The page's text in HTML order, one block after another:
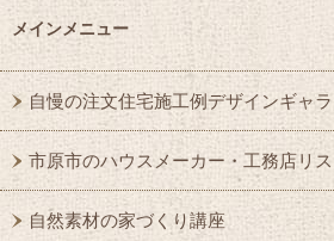
メインメニュー
自慢の注文住宅施工例デザインギャ
市原市のハウスメーカー・工務店リス
自然素材の家づくり講座